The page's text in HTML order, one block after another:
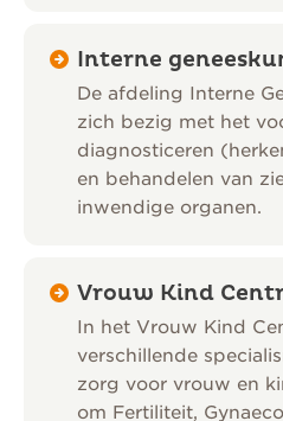
Interne
De afdeling Interne
zich bezig met het
diagnosticeren
en behandelen van
inwendige organen.
Vrouw Kind
In het Vrouw Kind
verschillende
zorg voor vrouw en
om Fertiliteit,